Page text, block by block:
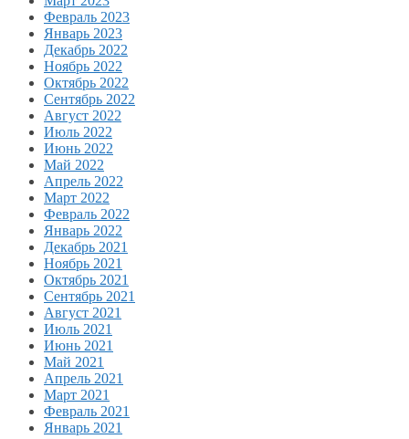
Февраль 2023
Январь 2023
Декабрь 2022
Ноябрь 2022
Октябрь 2022
Сентябрь 2022
Август 2022
Июль 2022
Июнь 2022
Май 2022
Апрель 2022
Март 2022
Февраль 2022
Январь 2022
Декабрь 2021
Ноябрь 2021
Октябрь 2021
Сентябрь 2021
Август 2021
Июль 2021
Июнь 2021
Май 2021
Апрель 2021
Март 2021
Февраль 2021
Январь 2021